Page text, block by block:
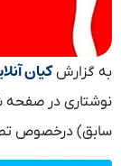
به گزارشکیان
نوشتاری در
سابق) درخصوص